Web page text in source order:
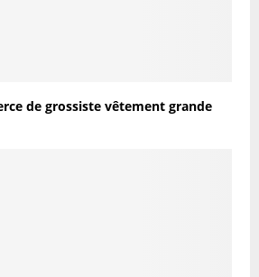
de grossiste vêtement grande